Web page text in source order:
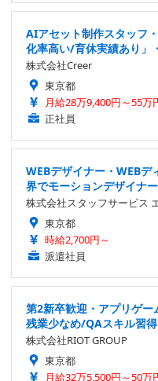
AIアセット制作スタッフ
化率高い/育休実績あり」
株式会社Creer
東京都
月給28万9,400円～55万
正社員
WEBデザイナー・WEB
界でモーションデザイナ
株式会社スタッフサービス
東京都
時給2,700円～
派遣社員
第2新卒歓迎・アプリゲ
残業少なめ/QAスキル習得
株式会社RIOT GROUP
東京都
月給32万5,500円～50万